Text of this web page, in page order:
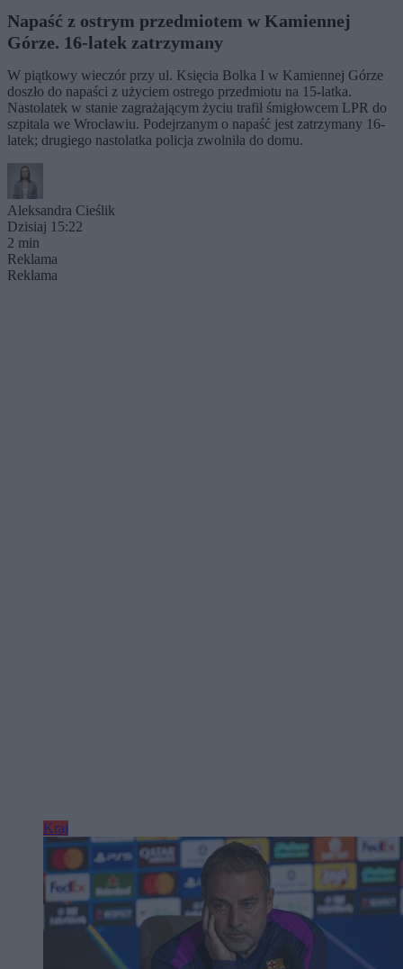
Napaść z ostrym przedmiotem w Kamiennej
Górze. 16-latek zatrzymany
W piątkowy wieczór przy ul. Księcia Bolka I w Kamiennej Górze
doszło do napaści z użyciem ostrego przedmiotu na 15-latka.
Nastolatek w stanie zagrażającym życiu trafił śmigłowcem LPR do
szpitala we Wrocławiu. Podejrzanym o napaść jest zatrzymany 16-
latek; drugiego nastolatka policja zwolniła do domu.
Aleksandra Cieślik
Dzisiaj 15:22
2 min
Reklama
Reklama
Kraj